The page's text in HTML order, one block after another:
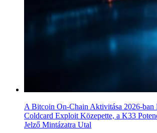
A Bitcoin On-Chain Aktivitása 2026-ban
Coldcard Exploit Közepette, a K33
Jelző Mintázatra Utal